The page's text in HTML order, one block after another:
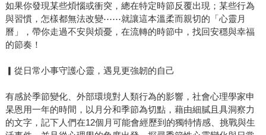
如果你發現某些煩惱或衝突，總在特定時節反覆出現；某些行為
與習慣，怎樣都無法改變⋯⋯就讓這本溫柔而親切的「心靈月
曆」，帶你走過不安與煩憂，在流轉的時節中，找回安穩與幸福
的節奏！
▎從日常小事守護心靈，遇見更強韌的自己
有感於季節變化、外部環境對人類行為的影響，社會心理學家申
杲恩用一年的時間，以月分和季節為切點，藉由細膩且具洞察力
的文字，記下人們在12個月可能會經歷到的獨特情感、挑戰與生